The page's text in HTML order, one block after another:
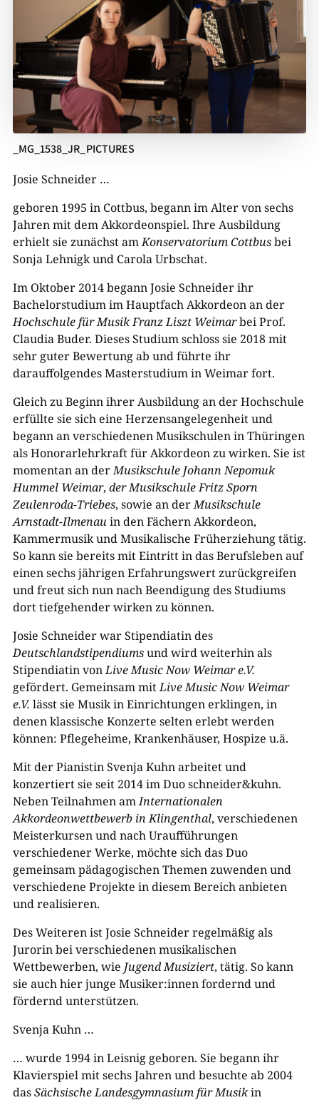
_MG_1538_JR_PICTURES
Josie Schneider …
geboren 1995 in Cottbus, begann im Alter von sechs
Jahren mit dem Akkordeonspiel. Ihre Ausbildung
erhielt sie zunächst amKonservatoriumCottbusbei
Sonja Lehnigk und Carola Urbschat.
Im Oktober 2014 begann Josie Schneider ihr
Bachelorstudium im Hauptfach Akkordeon an der
Hochschule für Musik Franz Liszt Weimarbei Prof.
Claudia Buder. Dieses Studium schloss sie 2018 mit
sehr guter Bewertung ab und führte ihr
darauffolgendes Masterstudium in Weimar fort.
Gleich zu Beginn ihrer Ausbildung an der Hochschule
erfüllte sie sich eine Herzensangelegenheit und
begann an verschiedenen Musikschulen in Thüringen
als Honorarlehrkraft für Akkordeon zu wirken. Sie ist
momentan an derMusikschule Johann Nepomuk
Hummel Weimar, der Musikschule Fritz Sporn
Zeulenroda-Triebes, sowie an derMusikschule
Arnstadt-Ilmenauin den Fächern Akkordeon,
Kammermusik und Musikalische Früherziehung tätig.
So kann sie bereits mit Eintritt in das Berufsleben auf
einen sechs jährigen Erfahrungswert zurückgreifen
und freut sich nun nach Beendigung des Studiums
dort tiefgehender wirken zu können.
Josie Schneider war Stipendiatin des
Deutschlandstipendiumsund wird weiterhin als
Stipendiatin vonLive Music Now Weimar e.V.
gefördert. Gemeinsam mitLive Music Now Weimar
e.V. lässt sie Musik in Einrichtungen erklingen, in
denen klassische Konzerte selten erlebt werden
können: Pflegeheime, Krankenhäuser, Hospize u.ä.
Mit der Pianistin Svenja Kuhn arbeitet und
konzertiert sie seit 2014 im Duo schneider&kuhn.
Neben Teilnahmen amInternationalen
Akkordeonwettbewerb in Klingenthal, verschiedenen
Meisterkursen und nach Uraufführungen
verschiedener Werke, möchte sich das Duo
gemeinsam pädagogischen Themen zuwenden und
verschiedene Projekte in diesem Bereich anbieten
und realisieren.
Des Weiteren ist Josie Schneider regelmäßig als
Jurorin bei verschiedenen musikalischen
Wettbewerben, wie Jugend Musiziert, tätig. So kann
sie auch hier junge Musiker:innen fordernd und
fördernd unterstützen.
Svenja Kuhn …
… wurde 1994 in Leisnig geboren. Sie begann ihr
Klavierspiel mit sechs Jahren und besuchte ab 2004
dasSächsische Landesgymnasium für Musikin